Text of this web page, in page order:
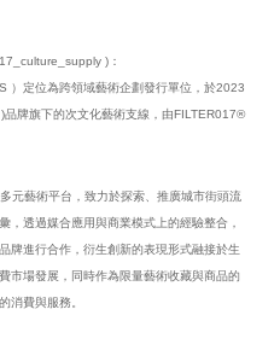
)：
定位為跨領域藝術企劃發行單位，於2023
牌旗下的次文化藝術支線，由FILTER017®
藝術平台，致力於探索、推廣城市街頭流
，透過媒合應用與商業模式上的經驗整合，
牌進行合作，衍生創新的表現形式融接於生
市場發展，同時作為限量藝術收藏與商品的
消費與服務。